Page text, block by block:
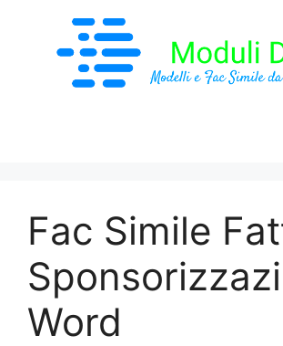
contenuto
Fac Simile
Word